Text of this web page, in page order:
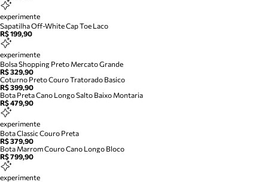
experimente
Sapatilha Off-White Cap Toe Laco
R$ 199,90
experimente
Bolsa Shopping Preto Mercato Grande
R$ 329,90
Coturno Preto Couro Tratorado Basico
R$ 399,90
Bota Preta Cano Longo Salto Baixo Montaria
R$ 479,90
experimente
Bota Classic Couro Preta
R$ 379,90
Bota Marrom Couro Cano Longo Bloco
R$ 799,90
experimente